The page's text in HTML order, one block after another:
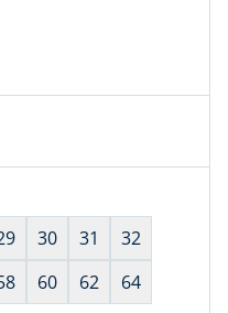
Regular Fit. für
30 31
32
60 62
64